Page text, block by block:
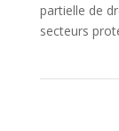
partielle de
secteurs